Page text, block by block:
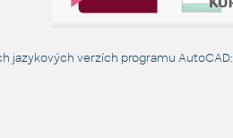
jazykových verzích programu AutoCAD: